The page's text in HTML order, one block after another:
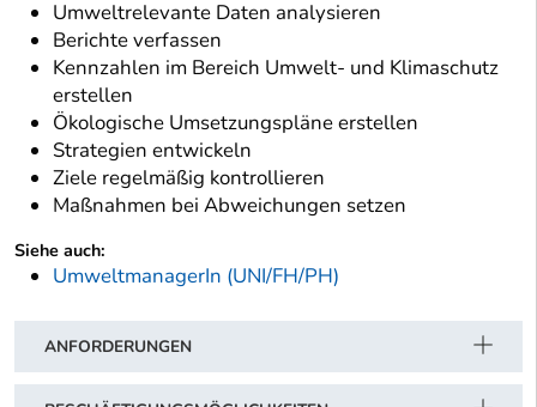
Umweltrelevante Daten analysieren
Berichte verfassen
Kennzahlen im Bereich Umwelt- und Klimaschutz
erstellen
Ökologische Umsetzungspläne erstellen
Strategien entwickeln
Ziele regelmäßig kontrollieren
Maßnahmen bei Abweichungen setzen
Siehe auch:
UmweltmanagerIn (UNI/FH/PH)
ANFORDERUNGEN